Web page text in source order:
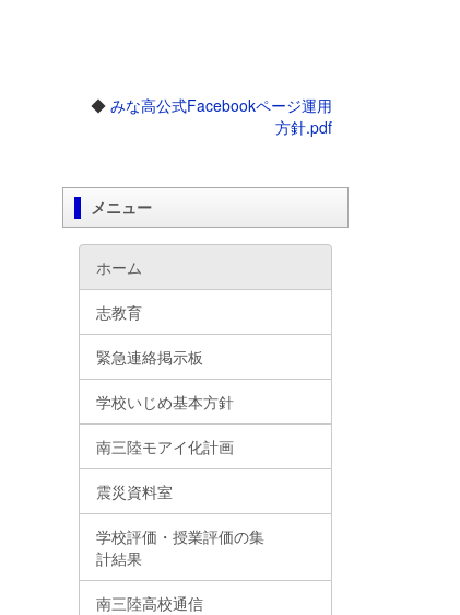
◆ みな高公式Facebookページ運用
方針.pdf
メニュー
ホーム
志教育
緊急連絡掲示板
学校いじめ基本方針
南三陸モアイ化計画
震災資料室
学校評価・授業評価の集
計結果
南三陸高校通信